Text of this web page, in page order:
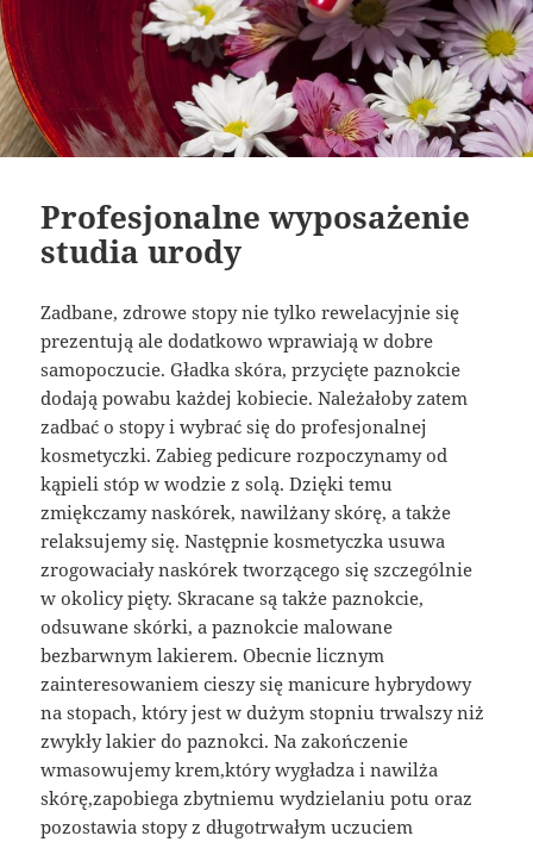
Profesjonalne wyposażenie
studia urody
Zadbane, zdrowe stopy nie tylko rewelacyjnie się
prezentują ale dodatkowo wprawiają w dobre
samopoczucie. Gładka skóra, przycięte paznokcie
dodają powabu każdej kobiecie. Należałoby zatem
zadbać o stopy i wybrać się do profesjonalnej
kosmetyczki. Zabieg pedicure rozpoczynamy od
kąpieli stóp w wodzie z solą. Dzięki temu
zmiękczamy naskórek, nawilżany skórę, a także
relaksujemy się. Następnie kosmetyczka usuwa
zrogowaciały naskórek tworzącego się szczególnie
w okolicy pięty. Skracane są także paznokcie,
odsuwane skórki, a paznokcie malowane
bezbarwnym lakierem. Obecnie licznym
zainteresowaniem cieszy się manicure hybrydowy
na stopach, który jest w dużym stopniu trwalszy niż
zwykły lakier do paznokci. Na zakończenie
wmasowujemy krem,który wygładza i nawilża
skórę,zapobiega zbytniemu wydzielaniu potu oraz
pozostawia stopy z długotrwałym uczuciem